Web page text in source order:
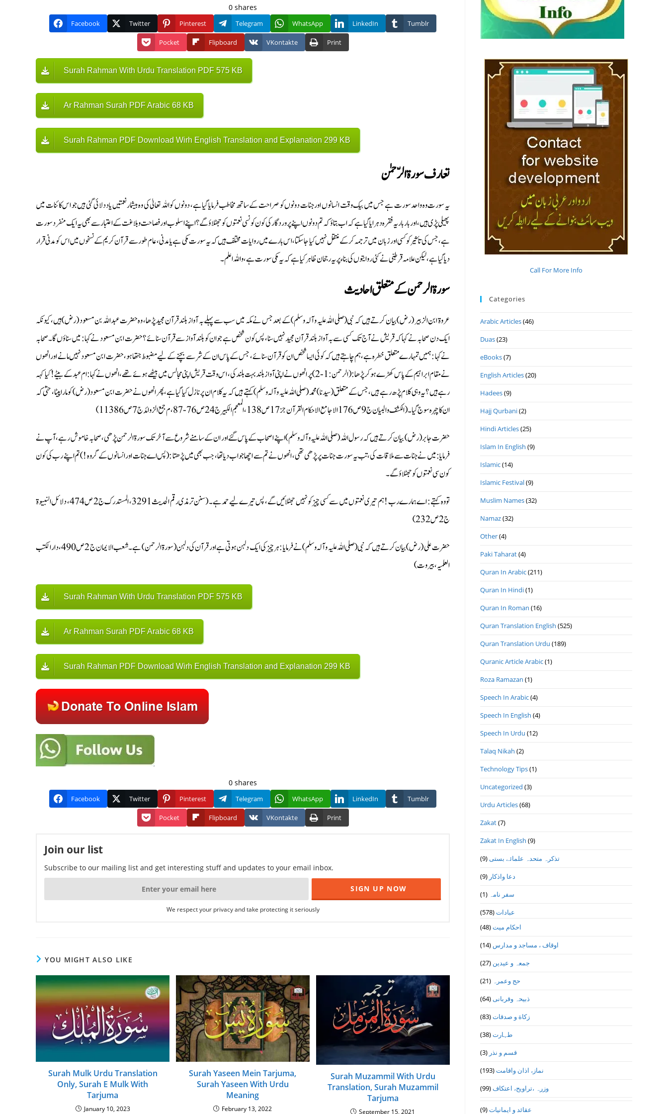
0 shares
Facebook Twitter Pinterest Telegram WhatsApp LinkedIn Tumblr
Pocket Flipboard VKontakte Print
Surah Rahman With Urdu Translation PDF 575 KB
Ar Rahman Surah PDF Arabic 68 KB
Surah Rahman PDF Download Wirh English Translation and Explanation 299 KB
تعارف سورة الرّحمٰن
یہ سورت وہ واحد سورت ہے جس میں بیک وقت انسانوں اور جنات دونوں کو صراحت کے ساتھ مخاطب فرمایا گیا ہے، دونوں کو اللہ تعالیٰ کی وہ بیشمار نعمتیں یاد دلائی گئی ہیں جو اس کائنات میں
پھیلی پڑی ہیں، اور بار بار یہ فقرہ دہرایا گیا ہے کہ اب بتاؤ کہ تم دونوں اپنے پروردگار کی کون کونسی نعمتوں کو جھٹلاؤگے ؟ اپنے اسلوب اور فصاحت و بلاغت کے اعتبار سے بھی یہ ایک منفرد سورت
ہے، جس کی تأ ثیر کو کسی اور زبان میں ترجمہ کرکے منتقل نہیں کیا جاسکتا، اس بارے میں روایات مختلف ہیں کہ یہ سورت مکی ہے یا مدنی، عام طور سے قرآن کریم کے نسخوں میں اس کو مدنی قرار
دیا گیا ہے، لیکن علامہ قرطبی نے کئی روایتوں کی بناء پر یہ رجحان ظاہر کیا ہے کہ یہ مکی سورت ہے، واللہ اعلم۔
سورة الرحمن کے متعلق احادیث
عروۃ ابن الزبیر (رض) بیان کرتے ہیں کہ نبی (صلی اللہ علیہ وآلہ وسلم) کے بعد جس نے مکہ میں سب سے پہلے بہ آواز بلند قرآن مجید پڑھا، وہ حضرت عبداللہ بن مسعود (رض) ہیں، کیونکہ
ایک دن صحابہ نے کہا کہ قریش نے آج تک کسی سے بہ آواز بلند قرآن مجید نہیں سنا، پس کون شخص ہے جو ان کو بلند آواز سے قرآن سنائے ؟ حضرت ابن مسعود نے کہا : میں سناؤں گا۔ صحابہ
نے کہا : ہمیں تمہارے متعلق خطرہ ہے، ہم چاہتے ہیں کہ کوئی ایسا شخص ان کو قرآن سنائے، جس کے پاس ان کے شر سے بچنے کے لیے مضبوط جتھا ہو، حضرت ابن مسعود نہیں مانے اور انھوں
نے مقام ابراہیم کے پاس کھڑے ہو کر پڑھا : (الرحمن :1-2) پر انھوں نے اپنی آواز بلند بہت بلند کی، اس وقت قریش اپنی مجالس میں بیٹھے ہوئے تھے، انھوں نے کہا : ام عبد کے بیٹے ! کیا کہہ
رہے ہیں ؟ یہ وہی کلام پڑھ رہے ہیں، جس کے متعلق (سیدنا) محمد (صلی اللہ علیہ وآلہ وسلم) کہتے ہیں کہ یہ کلام ان پر نازل کیا گیا ہے، پھر انھوں نے حضرت ابن مسعود (رض) کو مارا پیٹا، حتیٰ کہ
ان کا چہرہ سوج گیا۔ (الکشف و البیان ج 9 ص 176 الاجامع الاحکام القرآن جز 17 ص 138، المعجم الکبیرج 24 ص 76-87، م جمع الزوائدج 7 ص 11386)
حضرت جابر (رض) بیان کرتے ہیں کہ رسول اللہ (صلی اللہ علیہ وآلہ وسلم) اپنے اصحاب کے پاس گئے اور ان کے سامنے شروع سے آخر تک سورة الرحمن پڑھی، صحابہ خاموش رہے، آپ نے
فرمایا : میں نے جنات سے ملاقات کی، تب یہ سورت جنات پر پڑھی تھی، انھوں نے تم سے اچھا جواب دیا تھا، جب بھی میں پڑھتا : (پس اے جنات اور انسانوں کے گروہ ! ) تم اپنے رب کی کون
کون سی نعمتوں کو جھٹلاؤ گے۔
تو وہ کہتے : اے ہمارے رب ! ہم تیری نعمتوں میں سے کسی چیز کو نہیں جھٹلائیں گے، پس تیرے لیے حمد ہے۔ (سنن ترمذی رقم الحدیث 3291، المستدرک ج 2 ص 474، دلائل النبیوۃ
ج 2 ص 232 )
حضرت علی (رض) بیان کرتے ہیں کہ نبی (صلی اللہ علیہ وآلہ وسلم) نے فرمایا : ہر چیز کی ایک دلہن ہوتی ہے اور قرآن کی دلہن (سورة الرحمن) ہے۔ شعب الایمان ج 2 ص 490، دارالکتب
العلمیہ، بیروت)
Surah Rahman With Urdu Translation PDF 575 KB
Ar Rahman Surah PDF Arabic 68 KB
Surah Rahman PDF Download Wirh English Translation and Explanation 299 KB
0 shares
Facebook Twitter Pinterest Telegram WhatsApp LinkedIn Tumblr
Pocket Flipboard VKontakte Print
Join our list
Subscribe to our mailing list and get interesting stuff and updates to your email inbox.
We respect your privacy and take protecting it seriously
YOU MIGHT ALSO LIKE
Surah Mulk Urdu Translation
Only, Surah E Mulk With
Tarjuma
January 10, 2023
Surah Yaseen Mein Tarjuma,
Surah Yaseen With Urdu
Meaning
February 13, 2022
Surah Muzammil With Urdu
Translation, Surah Muzammil
Tarjuma
September 15, 2021
Call For More Info
Categories
Arabic Articles(46)
Duas(23)
eBooks(7)
English Articles(20)
Hadees(9)
Hajj Qurbani(2)
Hindi Articles(25)
Islam In English (9)
Islamic(14)
Islamic Festival(9)
Muslim Names(32)
Namaz(32)
Other(4)
Paki Taharat(4)
Quran In Arabic(211)
Quran In Hindi(1)
Quran In Roman (16)
Quran Translation English (525)
Quran Translation Urdu (189)
Quranic Article Arabic(1)
Roza Ramazan (1)
Speech In Arabic(4)
Speech In English (4)
Speech In Urdu (12)
Talaq Nikah (2)
Technology Tips(1)
Uncategorized (3)
Urdu Articles(68)
Zakat(7)
Zakat In English (9)
تذكرہ متحدہ علمائے بستى(9)
دعا واذكار (9)
سفر نامہ (1)
عبادات(578)
احکام میت(48)
اوقاف ، مساجد و مدارس (14)
جمعہ و عیدین (27)
حج وعمرہ (21)
ذبیحہ وقربانی(64)
زکاة و صدقات(83)
طہارت(38)
قسم و نذر (3)
نماز، اذان واقامت(193)
وزرہ ،تراويح، اعتكاف(99)
عقائد و ایمانیات(9)